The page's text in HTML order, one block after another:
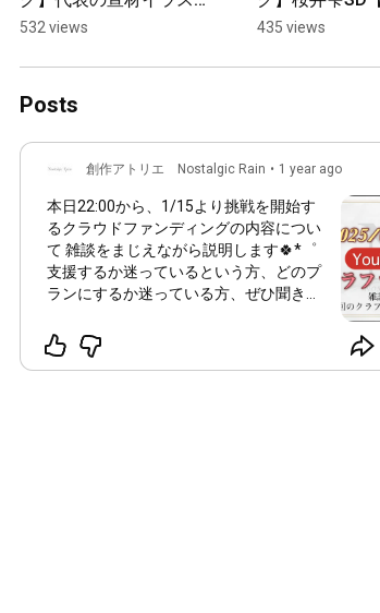
ト新調してみた｜CLIP
532 views
ムラプス 】
435 views
Posts
創作アトリエ Nostalgic Rain • 1 year ago
本日22:00から、1/15より挑戦を開始す
るクラウドファンディングの内容につい
て 雑談をまじえながら説明します🍀*゜
支援するか迷っているという方、どのプ
ランにするか迷っている方、ぜひ聞きに